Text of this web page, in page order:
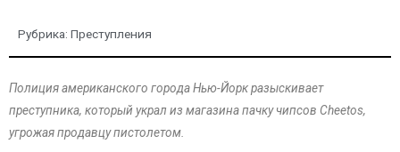
Рубрика: Преступления
Полиция американского города Нью-Йорк разыскивает
преступника, который украл из магазина пачку чипсов Cheetos,
угрожая продавцу пистолетом.